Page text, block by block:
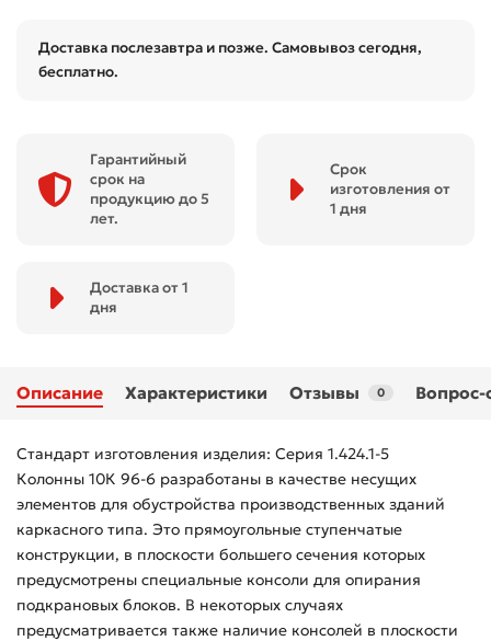
Доставка послезавтра и позже. Самовывоз сегодня,
бесплатно.
Гарантийный
срок на
продукцию до 5
лет.
Срок
изготовления от
1 дня
Доставка от 1
дня
Описание Характеристики Отзывы 0 Вопрос-
Стандарт изготовления изделия: Серия 1.424.1-5
Колонны 10К 96-6 разработаны в качестве несущих
элементов для обустройства производственных зданий
каркасного типа. Это прямоугольные ступенчатые
конструкции, в плоскости большего сечения которых
предусмотрены специальные консоли для опирания
подкрановых блоков. В некоторых случаях
предусматривается также наличие консолей в плоскости